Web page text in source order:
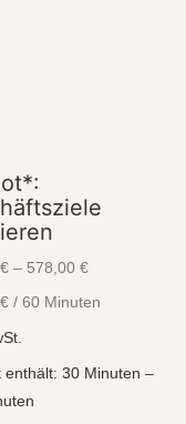
€– 578,00 €
€/ 60 Minuten
enthält: 30 Minuten –